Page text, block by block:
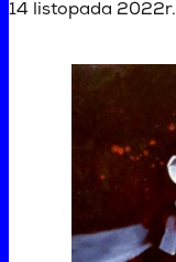
14 listopada 2022r.